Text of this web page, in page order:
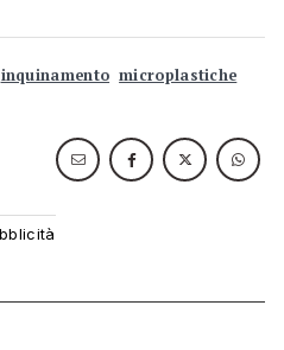
inquinamento microplastiche